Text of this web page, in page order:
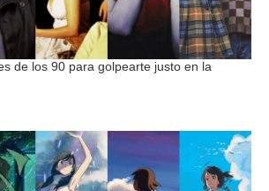
de los 90 para golpearte justo en la